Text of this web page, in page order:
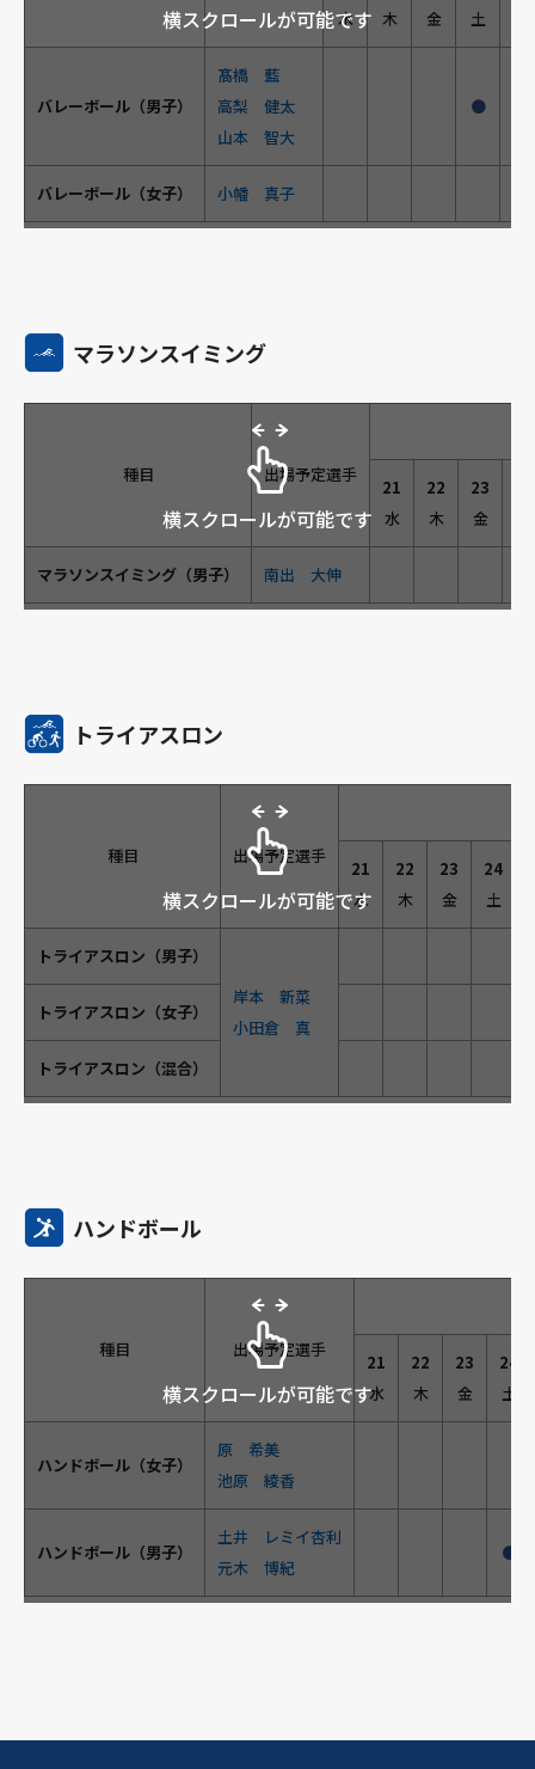
水
木
金
土
バレーボール（男子）
髙橋 藍
高梨 健太
山本 智大
●
バレーボール（女子） 小幡 真子
横スクロールが可能です
マラソンスイミング
種目 出場予定選手
21
水
22
木
23
金
マラソンスイミング（男子） 南出 大伸
横スクロールが可能です
トライアスロン
種目 出場予定選手
21
水
22
木
23
金
24
土
トライアスロン（男子）
岸本 新菜
小田倉 真
トライアスロン（女子）
トライアスロン（混合）
横スクロールが可能です
ハンドボール
種目 出場予定選手
21
水
22
木
23
金
24
土
ハンドボール（女子）
原 希美
池原 綾香
ハンドボール（男子）
土井 レミイ杏利
元木 博紀
●
横スクロールが可能です